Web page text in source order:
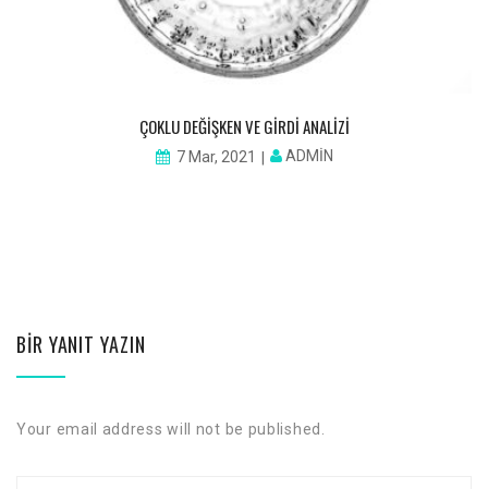
ÇOKLU DEĞIŞKEN VE GIRDI ANALIZI
7 Mar, 2021 ADMIN
BIR YANIT YAZIN
Your email address will not be published.